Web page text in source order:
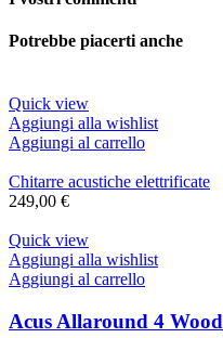
Potrebbe piacerti anche
Quick view
Aggiungi alla wishlist
Aggiungi al carrello
Chitarre acustiche elettrificate
249,00 €
Quick view
Aggiungi alla wishlist
Aggiungi al carrello
Acus Allaround 4 Wood